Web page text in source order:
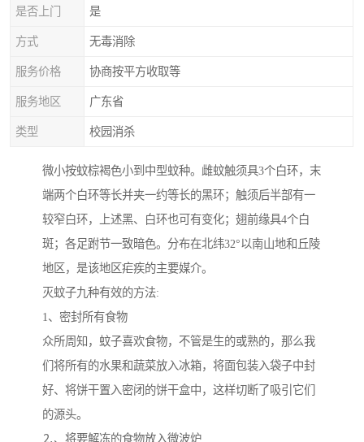
是否上门 是
方式 无毒消除
服务价格 协商按平方收取等
服务地区 广东省
类型 校园消杀
微小按蚊棕褐色小到中型蚊种。雌蚊触须具3个白环，末
端两个白环等长并夹一约等长的黑环；触须后半部有一
较窄白环，上述黑、白环也可有变化；翅前缘具4个白
斑；各足跗节一致暗色。分布在北纬32°以南山地和丘陵
地区，是该地区疟疾的主要媒介。
灭蚊子九种有效的方法:
1、密封所有食物
众所周知，蚊子喜欢食物，不管是生的或熟的，那么我
们将所有的水果和蔬菜放入冰箱，将面包装入袋子中封
好、将饼干置入密闭的饼干盒中，这样切断了吸引它们
的源头。
⒉、将要解冻的食物放入微波炉